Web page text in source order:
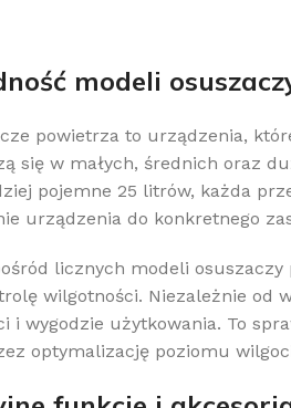
modeli
powietrza to urządzenia,
się w małych, średnich oraz
pojemne 25 litrów, każda
urządzenia do konkretnego
licznych modeli
wilgotności. Niezależnie od
i wygodzie użytkowania. To
optymalizację poziomu